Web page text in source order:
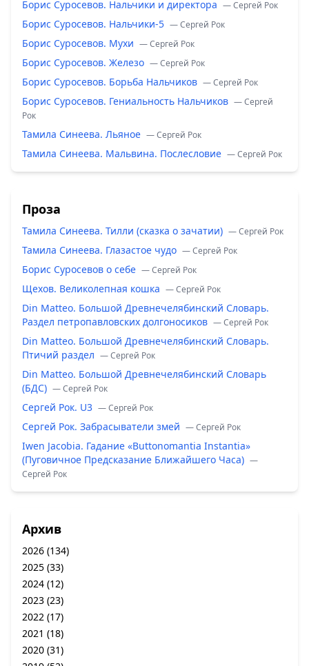
Борис Суросевов. Нальчики и директора — Сергей Рок
Борис Суросевов. Нальчики-5 — Сергей Рок
Борис Суросевов. Мухи — Сергей Рок
Борис Суросевов. Железо — Сергей Рок
Борис Суросевов. Борьба Нальчиков — Сергей Рок
Борис Суросевов. Гениальность Нальчиков — Сергей
Рок
Тамила Синеева. Льяное — Сергей Рок
Тамила Синеева. Мальвина. Послесловие — Сергей Рок
Проза
Тамила Синеева. Тилли (сказка о зачатии) — Сергей Рок
Тамила Синеева. Глазастое чудо — Сергей Рок
Борис Суросевов о себе — Сергей Рок
Щехов. Великолепная кошка — Сергей Рок
Din Matteo. Большой Древнечелябинский Словарь.
Раздел петропавловских долгоносиков — Сергей Рок
Din Matteo. Большой Древнечелябинский Словарь.
Птичий раздел — Сергей Рок
Din Matteo. Большой Древнечелябинский Словарь
(БДС) — Сергей Рок
Сергей Рок. U3 — Сергей Рок
Сергей Рок. Забрасыватели змей — Сергей Рок
Iwen Jacobia. Гадание «Buttonomantia Instantia»
(Пуговичное Предсказание Ближайшего Часа) —
Сергей Рок
Архив
2026 (134)
2025 (33)
2024 (12)
2023 (23)
2022 (17)
2021 (18)
2020 (31)